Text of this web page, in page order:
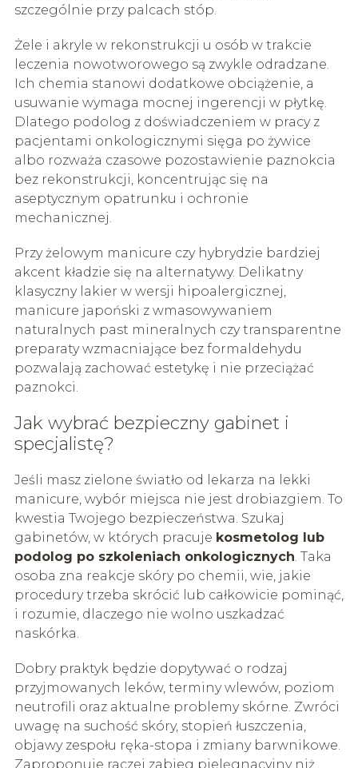
szczególnie przy palcach stóp.
Żele i akryle w rekonstrukcji u osób w trakcie
leczenia nowotworowego są zwykle odradzane.
Ich chemia stanowi dodatkowe obciążenie, a
usuwanie wymaga mocnej ingerencji w płytkę.
Dlatego podolog z doświadczeniem w pracy z
pacjentami onkologicznymi sięga po żywice
albo rozważa czasowe pozostawienie paznokcia
bez rekonstrukcji, koncentrując się na
aseptycznym opatrunku i ochronie
mechanicznej.
Przy żelowym manicure czy hybrydzie bardziej
akcent kładzie się na alternatywy. Delikatny
klasyczny lakier w wersji hipoalergicznej,
manicure japoński z wmasowywaniem
naturalnych past mineralnych czy transparentne
preparaty wzmacniające bez formaldehydu
pozwalają zachować estetykę i nie przeciążać
paznokci.
Jak wybrać bezpieczny gabinet i
specjalistę?
Jeśli masz zielone światło od lekarza na lekki
manicure, wybór miejsca nie jest drobiazgiem. To
kwestia Twojego bezpieczeństwa. Szukaj
gabinetów, w których pracuje kosmetolog lub
podolog po szkoleniach onkologicznych. Taka
osoba zna reakcje skóry po chemii, wie, jakie
procedury trzeba skrócić lub całkowicie pominąć,
i rozumie, dlaczego nie wolno uszkadzać
naskórka.
Dobry praktyk będzie dopytywać o rodzaj
przyjmowanych leków, terminy wlewów, poziom
neutrofili oraz aktualne problemy skórne. Zwróci
uwagę na suchość skóry, stopień łuszczenia,
objawy zespołu ręka-stopa i zmiany barwnikowe.
Zaproponuje raczej zabieg pielęgnacyjny niż